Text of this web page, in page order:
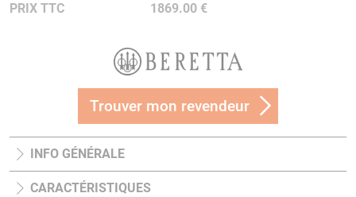
PRIX TTC
1869.00 €
Trouver mon revendeur
INFO GÉNÉRALE
CARACTÉRISTIQUES